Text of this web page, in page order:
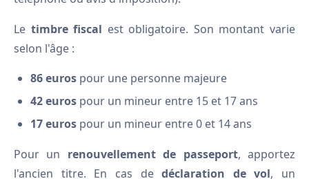
Le timbre fiscal est obligatoire. Son montant varie
selon l'âge :
86 euros pour une personne majeure
42 euros pour un mineur entre 15 et 17 ans
17 euros pour un mineur entre 0 et 14 ans
Pour un renouvellement de passeport, apportez
l'ancien titre. En cas dedéclaration de vol, un